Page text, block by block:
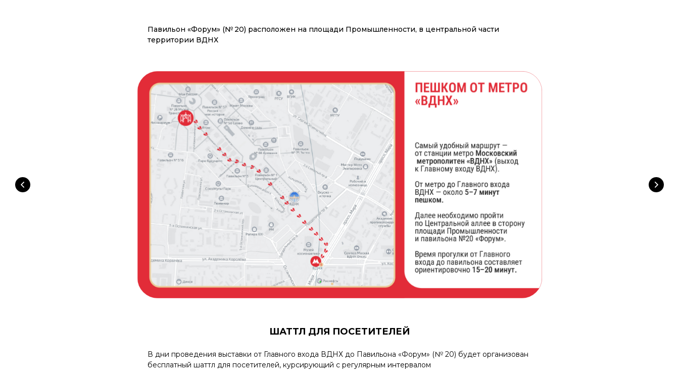
Павильон «Форум» (№ 20) расположен на площади Промышленности, в центральной части
территории ВДНХ
ШАТТЛ ДЛЯ ПОСЕТИТЕЛЕЙ
В дни проведения выставки от Главного входа ВДНХ до Павильона «Форум» (№ 20) будет организован
бесплатный шаттл для посетителей, курсирующий с регулярным интервалом